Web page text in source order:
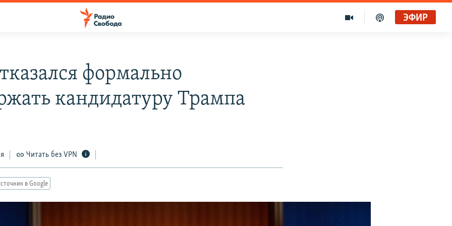
ЭФИР
формально
кандидатуру Трампа
Читать без VPN
в Google